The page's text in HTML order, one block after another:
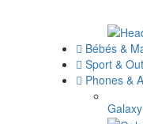
Bébés &
Sport &
Phones &